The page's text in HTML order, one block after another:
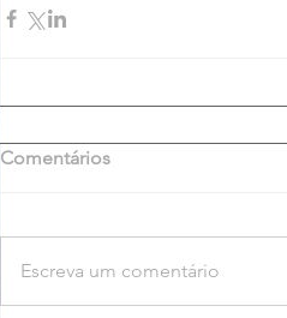
Comentários
Escreva um comentário